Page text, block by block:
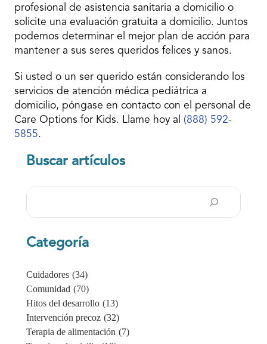
profesional de asistencia sanitaria a domicilio o
solicite una evaluación gratuita a domicilio. Juntos
podemos determinar el mejor plan de acción para
mantener a sus seres queridos felices y sanos.
Si usted o un ser querido están considerando los
servicios de atención médica pediátrica a
domicilio, póngase en contacto con el personal de
Care Options for Kids. Llame hoy al (888) 592-
5855.
Buscar artículos
Buscar
Categoría
Cuidadores (34)
Comunidad (70)
Hitos del desarrollo (13)
Intervención precoz (32)
Terapia de alimentación (7)